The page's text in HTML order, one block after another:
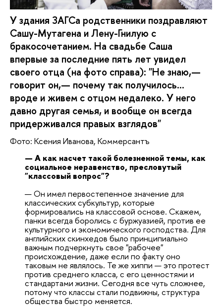
У здания ЗАГСа родственники поздравляют
Сашу-Мутагена и Лену-Гнилую с
бракосочетанием. На свадьбе Саша
впервые за последние пять лет увидел
своего отца (на фото справа): "Не знаю,—
говорит он,— почему так получилось...
вроде и живем с отцом недалеко. У него
давно другая семья, и вообще он всегда
придерживался правых взглядов"
Фото: Ксения Иванова, Коммерсантъ
— А как насчет такой болезненной темы, как
социальное неравенство, пресловутый
"классовый вопрос"?
— Он имел первостепенное значение для
классических субкультур, которые
формировались на классовой основе. Скажем,
панки всегда боролись с буржуазией, против ее
культурного и экономического господства. Для
английских скинхедов было принципиально
важным подчеркнуть свое "рабочее"
происхождение, даже если по факту оно
таковым не являлось. Те же хиппи — это протест
против среднего класса, с его ценностями и
стандартами жизни. Сегодня все чуть сложнее,
потому что классы стали подвижны, структура
общества быстро меняется.